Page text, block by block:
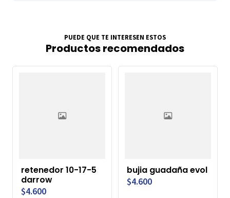
PUEDE QUE TE INTERESEN ESTOS
Productos recomendados
retenedor 10-17-5
darrow
$4.600
bujia guadaña evol
$4.600